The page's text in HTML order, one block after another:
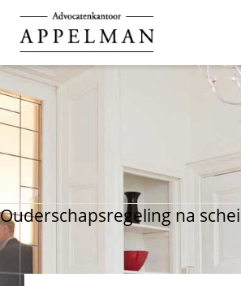
Ouderschapsregeling na